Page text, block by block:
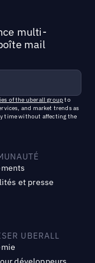
multi-
mail
of the uberall groupto
and market trends as
time without affecting the
et presse
UBERALL